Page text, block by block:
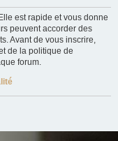
est rapide et vous donne
peuvent accorder des
Avant de vous inscrire,
de la politique de
forum.